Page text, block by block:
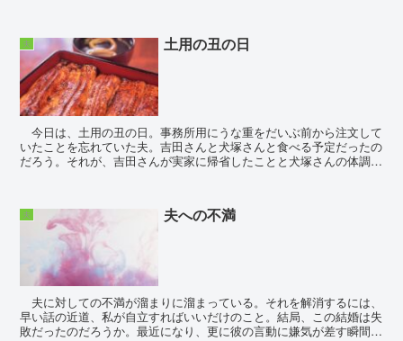
夫 土用の丑の日
今日は、土用の丑の日。事務所用にうな重をだいぶ前から注文して
いたことを忘れていた夫。吉田さんと犬塚さんと食べる予定だったの
だろう。それが、吉田さんが実家に帰省したことと犬塚さんの体調不
夫 夫への不満
夫に対しての不満が溜まりに溜まっている。それを解消するには、
早い話の近道、私が自立すればいいだけのこと。結局、この結婚は失
敗だったのだろうか。最近になり、更に彼の言動に嫌気が差す瞬間が